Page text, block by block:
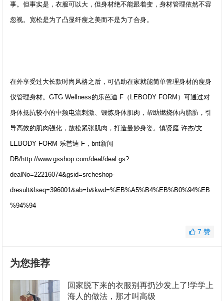
事。但事实是，衣服可以大，但身材绝不能跟着变，身材管理依然不容
忽视。宽松是为了凸显纤瘦之美而不是为了合身。
在外享受过大长款时尚风格之后，可借助在家就能简单管理身材的瘦身
仪管理身材。GTG Wellness的乐芭迪 F（LEBODY FORM）可通过对
身体抵抗较小的中频电流刺激、锻炼身体肌肉，帮助燃烧体内脂肪，引
导高效的肌肉强化，放松紧张肌肉，打造曼妙身姿。慎贤庭 许杰/文
LEBODY FORM 乐芭迪 F，bnt新闻
DB/http://www.gsshop.com/deal/deal.gs?
dealNo=22216074&gsid=srcheshop-
dresult&lseq=396001&ab=b&kwd=%EB%A5%B4%EB%B0%94%EB
%94%94
7 赞
为您推荐
回家脱下来的衣服别再扔沙发上了!学学上
海人的做法，那才叫高级